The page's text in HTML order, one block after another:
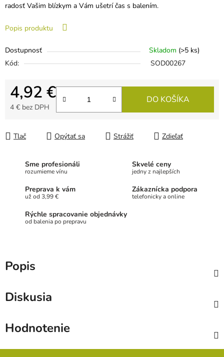
radosť Vašim blízkym a Vám ušetrí čas s balením.
Popis produktu
Dostupnosť Skladom (>5 ks)
Kód:
SOD00267
4,92 €
4 € bez DPH
DO KOŠÍKA
Tlač Opýtať sa Strážiť Zdieľať
Sme profesionáli
rozumieme vínu
Skvelé ceny
jedny z najlepších
Preprava k vám
už od 3,99 €
Zákaznícka podpora
telefonicky a online
Rýchle spracovanie objednávky
od balenia po prepravu
Popis
Diskusia
Hodnotenie